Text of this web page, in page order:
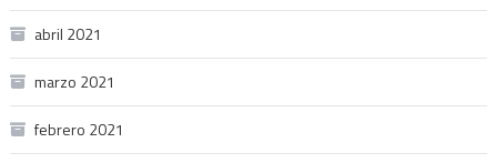
abril 2021
marzo 2021
febrero 2021